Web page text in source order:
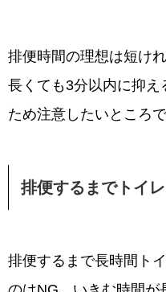
排便時間の理想は短け
長くても3分以内に抑え
ため注意したいところで
排便するまでトイ
排便するまで長時間ト